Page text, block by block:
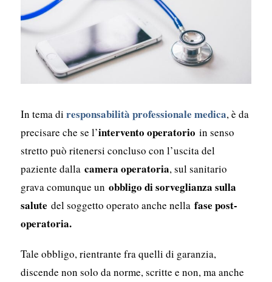
In tema di responsabilità professionale medica, è da
precisare che se l’intervento operatorio in senso
stretto può ritenersi concluso con l’uscita del
paziente dalla camera operatoria, sul sanitario
grava comunque un obbligo di sorveglianza sulla
salute del soggetto operato anche nella fase post-
operatoria.
Tale obbligo, rientrante fra quelli di garanzia,
discende non solo da norme, scritte e non, ma anche